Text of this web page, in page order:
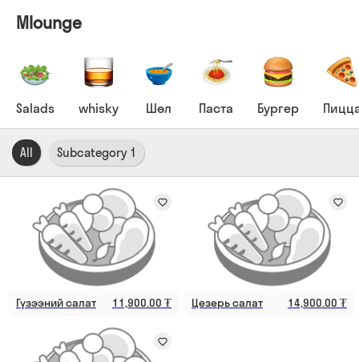
Mlounge
Salads whisky Шөл Паста Бургер
All Subcategory 1
Гүзээний салат 11,900.00 ₮ Цезерь салат 14,900.00 ₮